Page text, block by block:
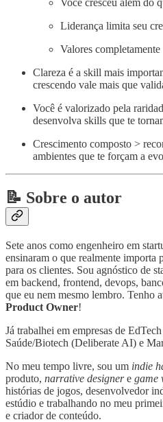
Você cresceu além do
Liderança limita seu
Valores
Clareza é a skill mais
crescendo vale mais que
Você é valorizado pela
desenvolva skills que te
Crescimento composto >
ambientes que te forçam a
📝 Sobre o autor
Sete anos como engenheiro em
ensinaram o que realmente importa
para os clientes. Sou agnóstico de
em backend, frontend, devops,
que eu nem mesmo lembro. Tenho
Product Owner!
Já trabalhei em empresas de
Saúde/Biotech (Deliberate AI) e
No meu tempo livre, sou um indie
produto, narrative designere game
histórias de jogos, desenvolvedor
estúdio e trabalhando no meu
e criador de conteúdo.